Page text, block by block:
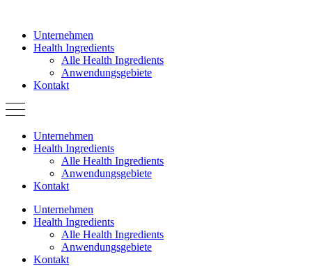
springenUnternehmen
Health Ingredients
Alle Health Ingredients
Anwendungsgebiete
Kontakt
Unternehmen
Health Ingredients
Alle Health Ingredients
Anwendungsgebiete
Kontakt
Unternehmen
Health Ingredients
Alle Health Ingredients
Anwendungsgebiete
Kontakt